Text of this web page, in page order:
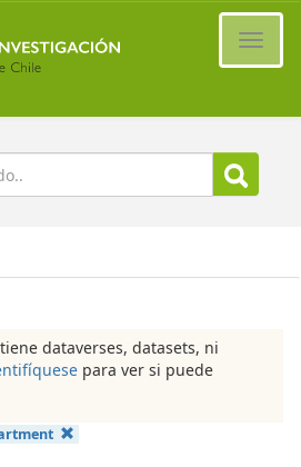
dataverses, datasets, ni
para ver si puede